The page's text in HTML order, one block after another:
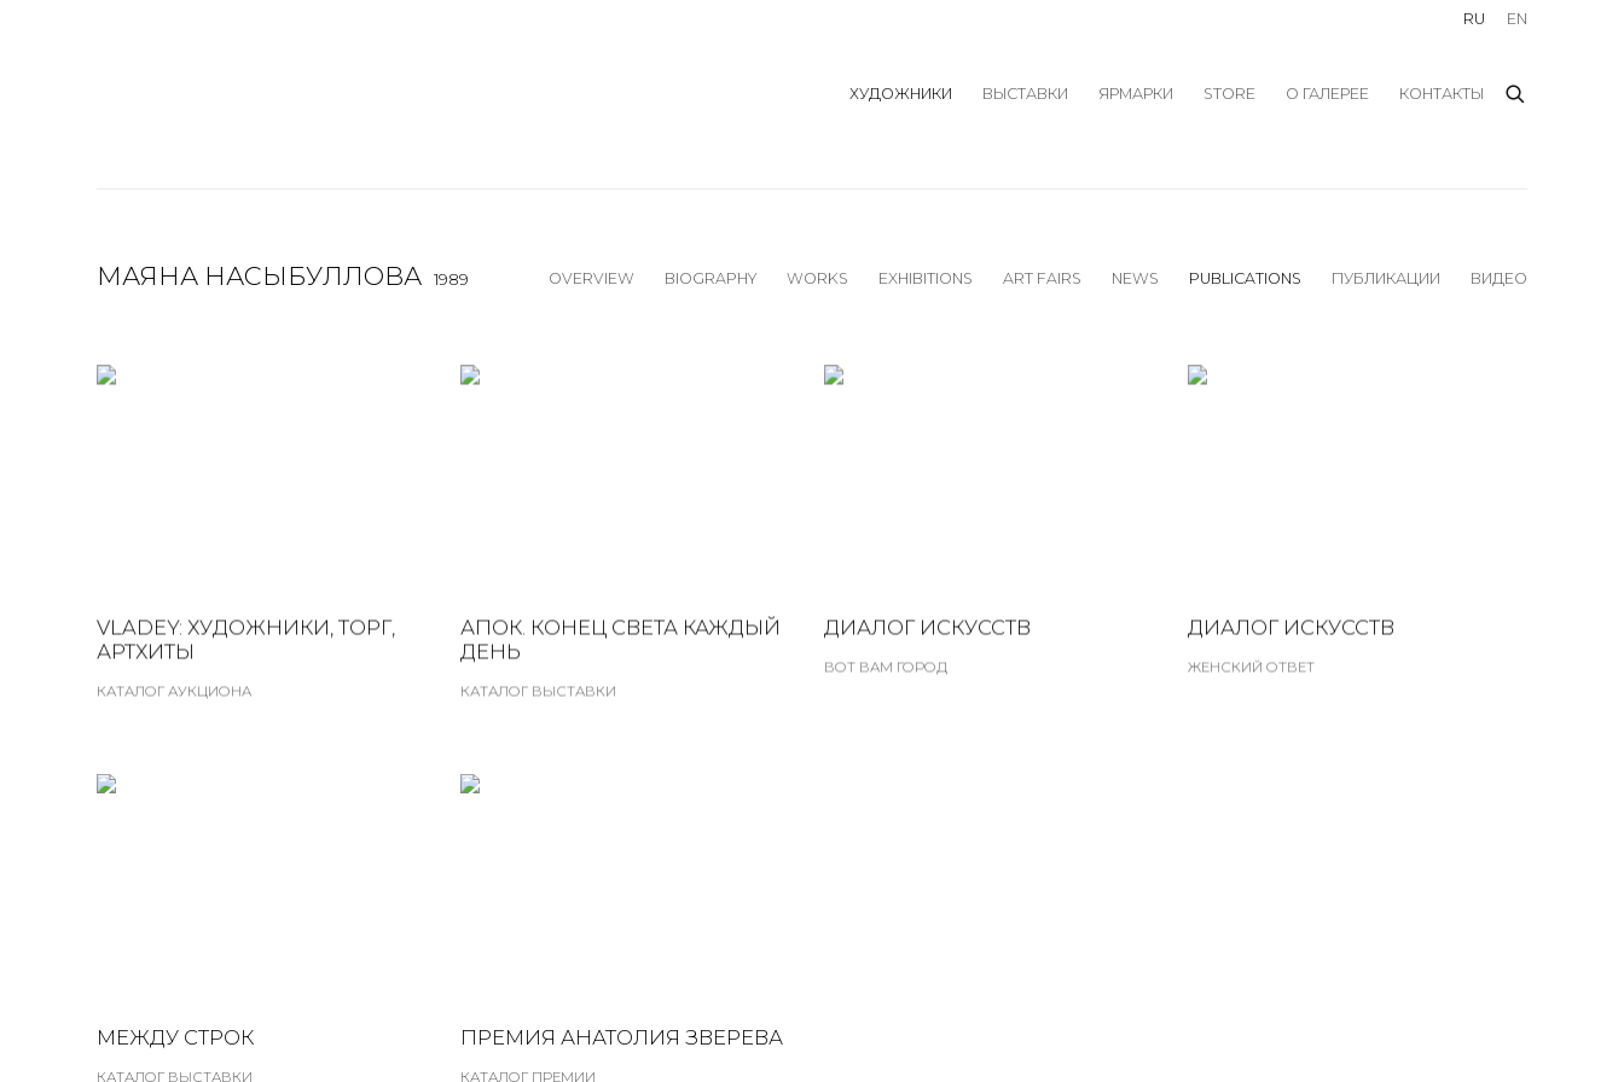
ХУДОЖНИКИ ВЫСТАВКИ ЯРМАРКИ STORE О ГАЛЕРЕЕ КОНТАКТЫ
RU EN
МАЯНА НАСЫБУЛЛОВА 1989 OVERVIEW BIOGRAPHY WORKS EXHIBITIONS ART FAIRS NEWS PUBLICATIONS ПУБЛИКАЦИИ ВИДЕО
VLADEY: ХУДОЖНИКИ, ТОРГ,
АРТХИТЫ
КАТАЛОГ АУКЦИОНА
АПОК. КОНЕЦ СВЕТА КАЖДЫЙ
ДЕНЬ
КАТАЛОГ ВЫСТАВКИ
ДИАЛОГ ИСКУССТВ
ВОТ ВАМ ГОРОД
ДИАЛОГ ИСКУССТВ
ЖЕНСКИЙ ОТВЕТ
МЕЖДУ СТРОК
КАТАЛОГ ВЫСТАВКИ
ПРЕМИЯ АНАТОЛИЯ ЗВЕРЕВА
КАТАЛОГ ПРЕМИИ